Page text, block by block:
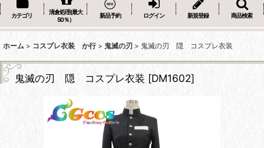
カテゴリ
清倉処理(最大
50％）
新品予約 ログイン 新規登録 商品検索
ホーム > コスプレ衣装 か行 > 鬼滅の刃 > 鬼滅の刃 隠 コスプレ衣装
鬼滅の刃 隠 コスプレ衣装 [DM1602]